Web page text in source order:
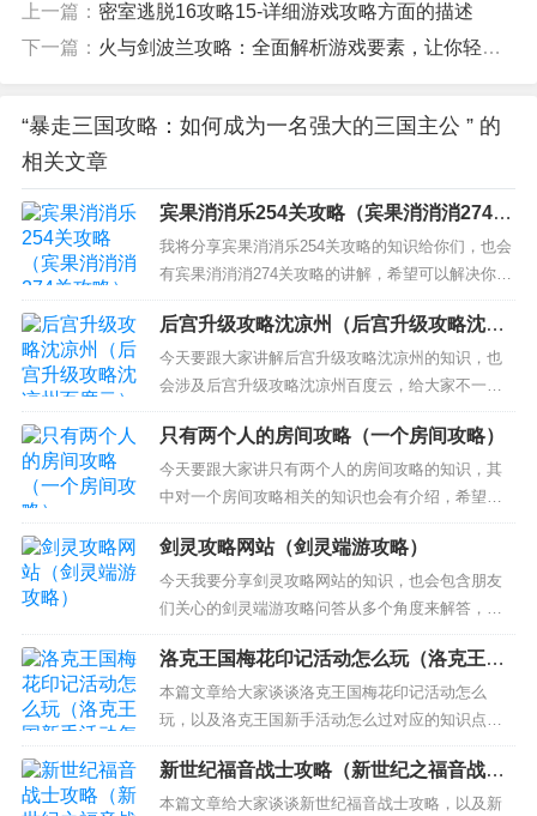
上一篇： 密室逃脱16攻略15-详细游戏攻略方面的描述
下一篇： 火与剑波兰攻略：全面解析游戏要素，让你轻松通关
“暴走三国攻略：如何成为一名强大的三国主公 ” 的
相关文章
宾果消消乐254关攻略（宾果消消消274关
攻略）
我将分享宾果消消乐254关攻略的知识给你们，也会
有宾果消消消274关攻略的讲解，希望可以解决你们
现在的问题！ 本文目录一览： 1、宾果消消乐500关
以上三星通关攻略 详解怎么玩 2、开心消消乐第254
关怎么过图解 3、宾果消消乐547关攻略 宾果消消乐
547关怎么过 4、宾果消消乐518...
后宫升级攻略沈凉州（后宫升级攻略沈凉
州百度云）
今天要跟大家讲解后宫升级攻略沈凉州的知识，也
会涉及后宫升级攻略沈凉州百度云，给大家不一样
的解决方案！ 本文目录一览： 1、《后宫全攻略》t
xt下载在线阅读全文，求百度网盘云资源 2、《后宫
升级记》txt下载在线阅读全文,求百度网盘云资源
3、《[清穿]后宫升级路》txt下载在线阅读全文，求
百...
只有两个人的房间攻略（一个房间攻略）
今天要跟大家讲只有两个人的房间攻略的知识，其
中对一个房间攻略相关的知识也会有介绍，希望可
以帮助大家解答当下的疑问！ 本文目录一览： 1、
求新仙剑奇侠传攻略 2、仙剑奇侠传95版全攻略
（要很详细的 赏10分啊） 3、求生之路2怎么开两个
人房间 4、仙剑奇侠传1攻略 5、我想回顾仙剑1...
剑灵攻略网站（剑灵端游攻略）
今天我要分享剑灵攻略网站的知识，也会包含朋友
们关心的剑灵端游攻略问答从多个角度来解答，我
希望能够解决你现在遇到的问题！ 本文目录一览：
1、剑灵副本攻略大全 剑灵副本攻略有哪些 2、war3
剑灵攻略 3、剑灵攻略 剑灵副本攻略大全 剑灵副本
攻略有哪些 1、蜘蛛巢穴是4人高级难度副本，出
现...
洛克王国梅花印记活动怎么玩（洛克王国
新手活动怎么过）
本篇文章给大家谈谈洛克王国梅花印记活动怎么
玩，以及洛克王国新手活动怎么过对应的知识点，
希望对各位有所帮助，不要忘了收藏本站喔。 本文
目录一览： 1、洛克王国冬至数九颜料最佳配比 2、
洛克王国梦里的颜色活动在哪 3、洛克王国梅花印章
新世纪福音战士攻略（新世纪之福音战
士）
本篇文章给大家谈谈新世纪福音战士攻略，以及新